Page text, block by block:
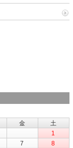
金
土
1
7
8